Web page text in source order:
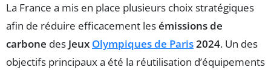
La France a mis en place plusieurs choix stratégiques
afin de réduire efficacement lesémissions de
carbone des Jeux Olympiques de Paris2024. Un des
objectifs principaux a été la réutilisation d’équipements